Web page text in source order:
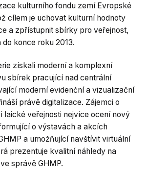
kulturního fondu zemí Evropské
cílem je uchovat kulturní hodnoty
a zpřístupnit sbírky pro veřejnost,
konce roku 2013.
získali moderní a komplexní
sbírek pracující nad centrální
moderní evidenční a vizualizační
právě digitalizace. Zájemci o
laické veřejnosti nejvíce ocení nový
o výstavách a akcích
a umožňující navštívit virtuální
prezentuje kvalitní náhledy na
správě GHMP.